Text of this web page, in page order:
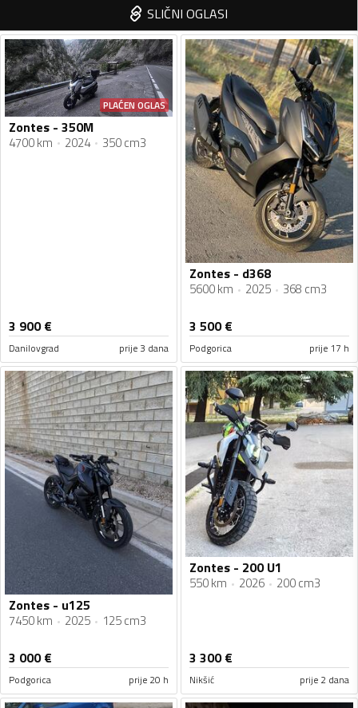
SLIČNI OGLASI
PLAĆEN OGLAS
Zontes - 350M
4700 km 2024 350 cm3
3 900€
Danilovgrad prije 3 dana
Zontes - d368
5600 km 2025 368 cm3
3 500€
Podgorica prije 17 h
Zontes - u125
7450 km 2025 125 cm3
3 000€
Podgorica prije 20 h
Zontes - 200 U1
550 km 2026 200 cm3
3 300€
Nikšić prije 2 dana